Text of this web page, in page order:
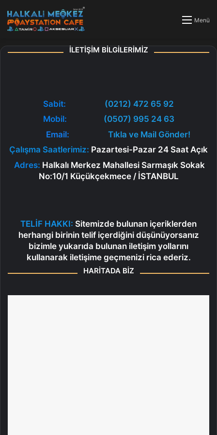
Menü
İLETİŞİM BİLGİLERİMİZ
Sabit:
(0212) 472 65 92
Mobil:
(0507) 995 24 63
Email: Tıkla ve Mail Gönder!
Çalışma Saatlerimiz: Pazartesi-Pazar 24 Saat Açık
Adres: Halkalı Merkez Mahallesi Sarmaşık Sokak
No:10/1 Küçükçekmece / İSTANBUL
TELİF HAKKI: Sitemizde bulunan içeriklerden
herhangi birinin telif içerdiğini düşünüyorsanız
bizimle yukarıda bulunan iletişim yollarını
kullanarak iletişime geçmenizi rica ederiz.
HARİTADA BİZ